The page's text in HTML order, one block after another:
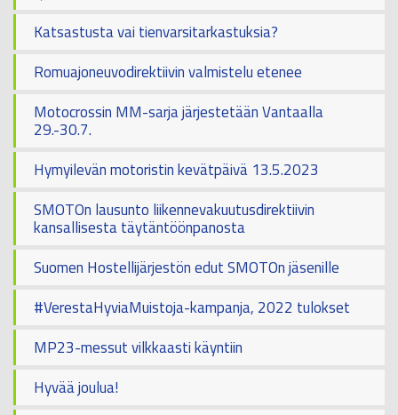
Katsastusta vai tienvarsitarkastuksia?
Romuajoneuvodirektiivin valmistelu etenee
Motocrossin MM-sarja järjestetään Vantaalla
29.-30.7.
Hymyilevän motoristin kevätpäivä 13.5.2023
SMOTOn lausunto liikennevakuutusdirektiivin
kansallisesta täytäntöönpanosta
Suomen Hostellijärjestön edut SMOTOn jäsenille
#VerestaHyviaMuistoja-kampanja, 2022 tulokset
MP23-messut vilkkaasti käyntiin
Hyvää joulua!